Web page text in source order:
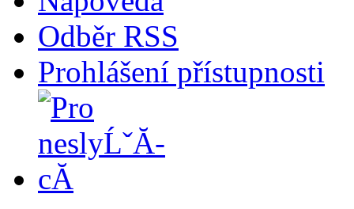
Odběr RSS
Prohlášení přístupnosti